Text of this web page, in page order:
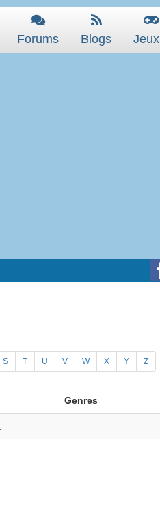
Forums Blogs Jeux
S T U V W X Y Z
Genres